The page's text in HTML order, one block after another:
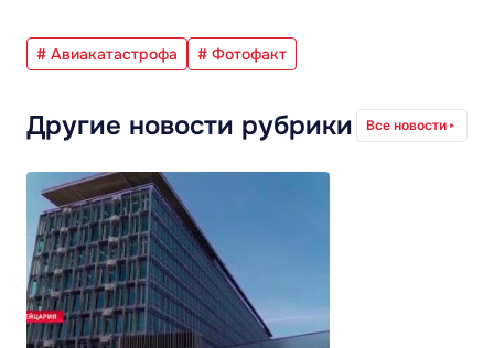
# Авиакатастрофа # Фотофакт
Другие новости рубрики Все новости